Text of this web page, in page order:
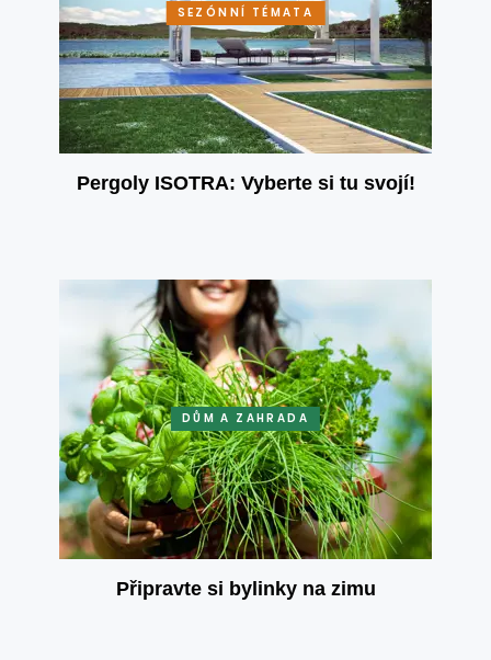
SEZÓNNÍ TÉMATA
Pergoly ISOTRA: Vyberte si tu svojí!
DŮM A ZAHRADA
Připravte si bylinky na zimu